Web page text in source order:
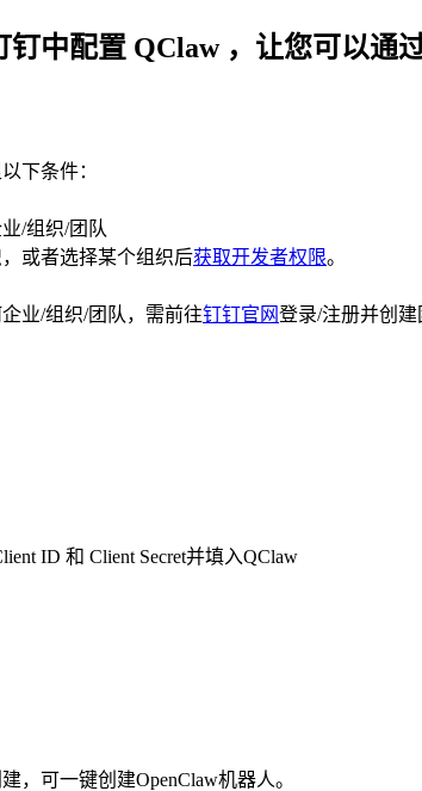
中配置 QClaw ，让您可以通
下条件：
/组织/团队
或者选择某个组织后获取开发者权限。
业/组织/团队，需前往钉钉官网登录/注册并创建
ID 和 Client Secret并填入QClaw
，可一键创建OpenClaw机器人。